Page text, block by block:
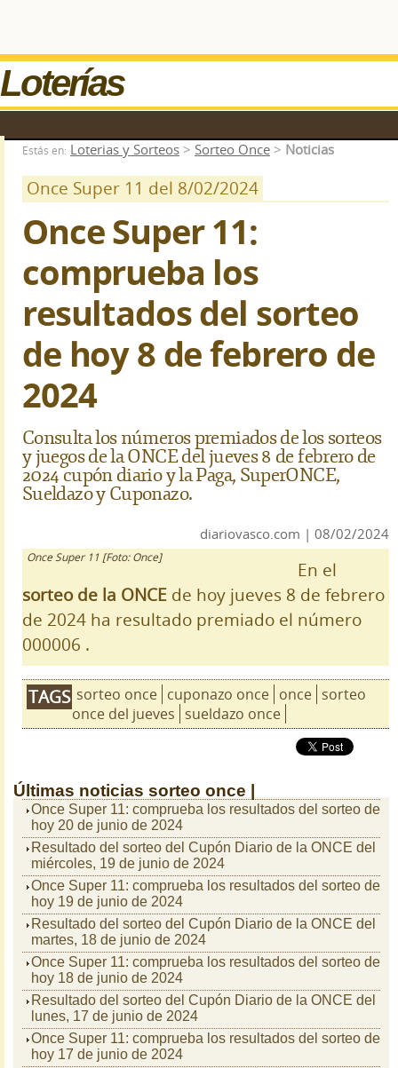
Loterías
Estás en: Loterias y Sorteos > Sorteo Once > Noticias
Once Super 11 del 8/02/2024
Once Super 11:
comprueba los
resultados del sorteo
de hoy 8 de febrero de
2024
Consulta los números premiados de los sorteos
y juegos de la ONCE del jueves 8 de febrero de
2024 cupón diario y la Paga, SuperONCE,
Sueldazo y Cuponazo.
diariovasco.com | 08/02/2024
Once Super 11 [Foto: Once]
En el
sorteo de la ONCE de hoy jueves 8 de febrero
de 2024 ha resultado premiado el número
000006 .
TAGS sorteo once cuponazo once once sorteo
once del jueves sueldazo once
Últimas noticias sorteo once |
Once Super 11: comprueba los resultados del sorteo de
hoy 20 de junio de 2024
Resultado del sorteo del Cupón Diario de la ONCE del
miércoles, 19 de junio de 2024
Once Super 11: comprueba los resultados del sorteo de
hoy 19 de junio de 2024
Resultado del sorteo del Cupón Diario de la ONCE del
martes, 18 de junio de 2024
Once Super 11: comprueba los resultados del sorteo de
hoy 18 de junio de 2024
Resultado del sorteo del Cupón Diario de la ONCE del
lunes, 17 de junio de 2024
Once Super 11: comprueba los resultados del sorteo de
hoy 17 de junio de 2024